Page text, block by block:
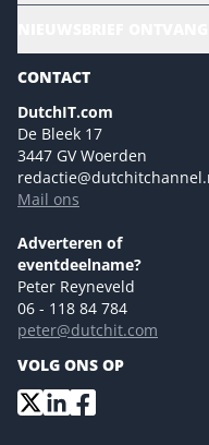
Magazines
Marketingmogelijkheden 2026
Eventmogelijkheden 2026
Advertising opportunities 2026
Event opportunities 2026 ENG
NL Digital
Versturen
CONTACT
DutchIT.com
De Bleek 17
3447 GV Woerden
Mail ons
Adverteren of
eventdeelname?
Peter Reyneveld
06 - 118 84 784
peter@dutchit.com
VOLG ONS OP